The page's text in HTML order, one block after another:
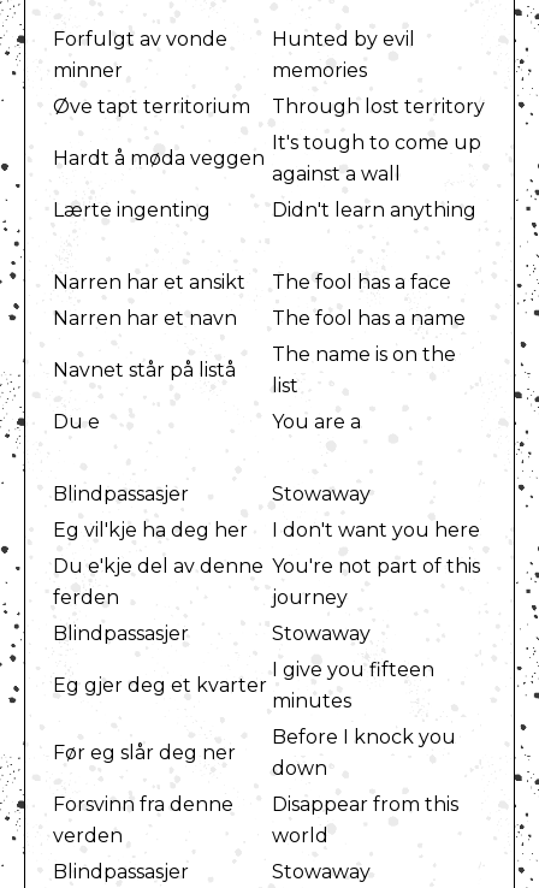
Forfulgt av vonde
minner
Hunted by evil
memories
Øve tapt territorium
Through lost territory
Hardt å møda veggen
It's tough to come up
against a wall
Lærte ingenting
Didn't learn anything
Narren har et ansikt
The fool has a face
Narren har et navn
The fool has a name
Navnet står på listå
The name is on the
list
Du e
You are a
Blindpassasjer
Stowaway
Eg vil'kje ha deg her
I don't want you here
Du e'kje del av denne
ferden
You're not part of this
journey
Blindpassasjer
Stowaway
Eg gjer deg et kvarter
I give you fifteen
minutes
Før eg slår deg ner
Before I knock you
down
Forsvinn fra denne
verden
Disappear from this
world
Blindpassasjer
Stowaway